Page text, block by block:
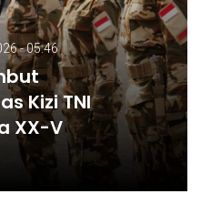
- 05:46
Kizi TNI
XX-V